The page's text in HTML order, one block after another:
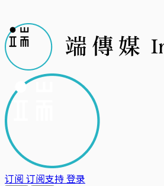
订阅 订阅支持登录